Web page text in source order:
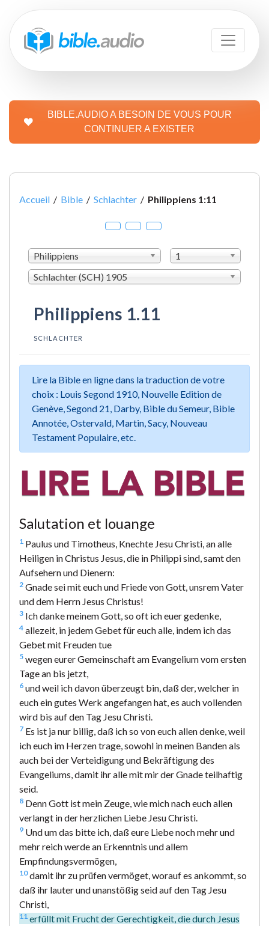
BIBLE.AUDIO A BESOIN DE VOUS POUR
CONTINUER A EXISTER
Accueil / Bible / Schlachter / Philippiens 1:11
Philippiens
1
Schlachter (SCH) 1905
Philippiens 1.11
SCHLACHTER
Lire la Bible en ligne dans la traduction de votre
choix : Louis Segond 1910, Nouvelle Edition de
Genève, Segond 21, Darby, Bible du Semeur, Bible
Annotée, Ostervald, Martin, Sacy, Nouveau
Testament Populaire, etc.
Salutation et louange
1 Paulus und Timotheus, Knechte Jesu Christi, an alle
Heiligen in Christus Jesus, die in Philippi sind, samt den
Aufsehern und Dienern:
2 Gnade sei mit euch und Friede von Gott, unsrem Vater
und dem Herrn Jesus Christus!
3 Ich danke meinem Gott, so oft ich euer gedenke,
4 allezeit, in jedem Gebet für euch alle, indem ich das
Gebet mit Freuden tue
5 wegen eurer Gemeinschaft am Evangelium vom ersten
Tage an bis jetzt,
6 und weil ich davon überzeugt bin, daß der, welcher in
euch ein gutes Werk angefangen hat, es auch vollenden
wird bis auf den Tag Jesu Christi.
7 Es ist ja nur billig, daß ich so von euch allen denke, weil
ich euch im Herzen trage, sowohl in meinen Banden als
auch bei der Verteidigung und Bekräftigung des
Evangeliums, damit ihr alle mit mir der Gnade teilhaftig
seid.
8 Denn Gott ist mein Zeuge, wie mich nach euch allen
verlangt in der herzlichen Liebe Jesu Christi.
9 Und um das bitte ich, daß eure Liebe noch mehr und
mehr reich werde an Erkenntnis und allem
Empfindungsvermögen,
10damit ihr zu prüfen vermöget, worauf es ankommt, so
daß ihr lauter und unanstößig seid auf den Tag Jesu
Christi,
11 erfüllt mit Frucht der Gerechtigkeit, die durch Jesus